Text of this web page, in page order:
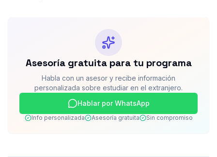
Asesoría gratuita para tu programa
Habla con un asesor y recibe información
personalizada sobre estudiar en el extranjero.
Hablar por WhatsApp
Info personalizada Asesoría gratuita Sin compromiso